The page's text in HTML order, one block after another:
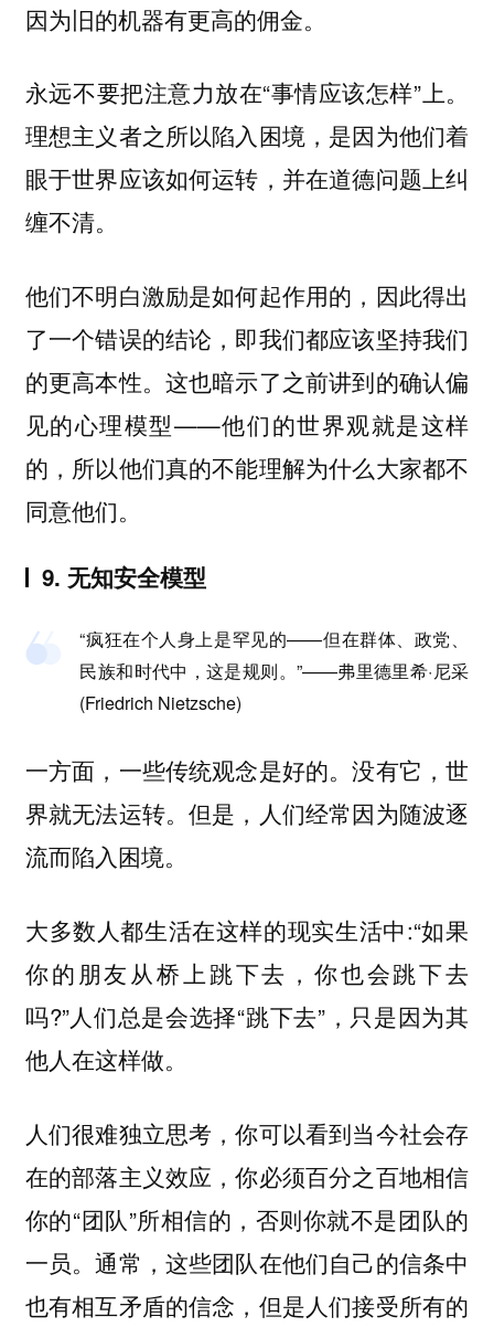
因为旧的机器有更高的佣金。
永远不要把注意力放在“事情应该怎样”上。
理想主义者之所以陷入困境，是因为他们着
眼于世界应该如何运转，并在道德问题上纠
缠不清。
他们不明白激励是如何起作用的，因此得出
了一个错误的结论，即我们都应该坚持我们
的更高本性。这也暗示了之前讲到的确认偏
见的心理模型——他们的世界观就是这样
的，所以他们真的不能理解为什么大家都不
同意他们。
9. 无知安全模型
“疯狂在个人身上是罕见的——但在群体、政党、
民族和时代中，这是规则。”——弗里德里希·尼采
(Friedrich Nietzsche)
一方面，一些传统观念是好的。没有它，世
界就无法运转。但是，人们经常因为随波逐
流而陷入困境。
大多数人都生活在这样的现实生活中:“如果
你的朋友从桥上跳下去，你也会跳下去
吗?”人们总是会选择“跳下去”，只是因为其
他人在这样做。
人们很难独立思考，你可以看到当今社会存
在的部落主义效应，你必须百分之百地相信
你的“团队”所相信的，否则你就不是团队的
一员。通常，这些团队在他们自己的信条中
也有相互矛盾的信念，但是人们接受所有的